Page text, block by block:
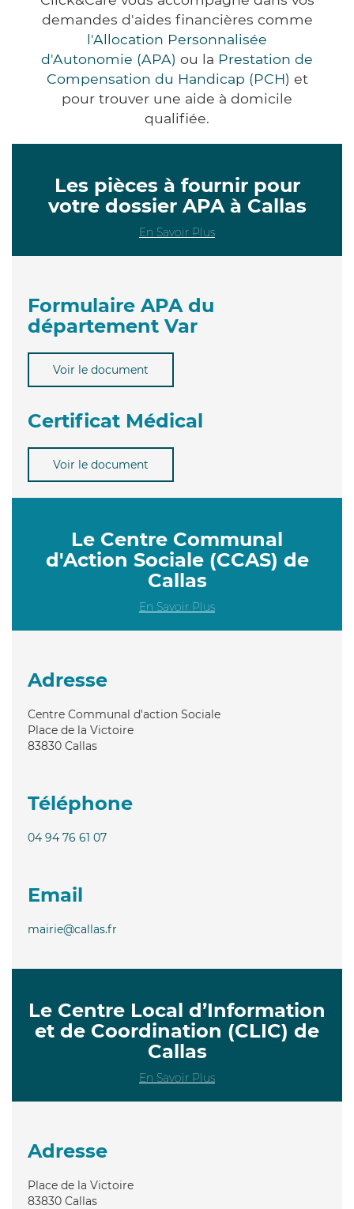
demandes d'aides financières comme
l'Allocation Personnalisée
d'Autonomie (APA) ou la Prestation de
Compensation du Handicap (PCH) et
pour trouver une aide à domicile
qualifiée.
Les pièces à fournir pour
votre dossier APA à Callas
En Savoir Plus
Formulaire APA du
département Var
Voir le document
Certificat Médical
Voir le document
Le Centre Communal
d'Action Sociale (CCAS) de
Callas
En Savoir Plus
Adresse
Centre Communal d'action Sociale
Place de la Victoire
83830 Callas
Téléphone
04 94 76 61 07
Email
mairie@callas.fr
Le Centre Local d’Information
et de Coordination (CLIC) de
Callas
En Savoir Plus
Adresse
Place de la Victoire
83830 Callas